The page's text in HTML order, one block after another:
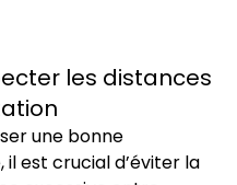
les distances
une bonne
il est crucial d’éviter la